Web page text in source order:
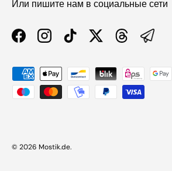
Или пишите нам в социальные сети
FacebookInstagramTikTokTwitterThreads
Способы оплаты
© 2026 Mostik.de.